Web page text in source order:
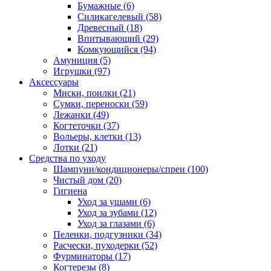
Бумажные (6)
Силикагелевый (58)
Древесный (18)
Впитывающий (29)
Комкующийся (94)
Амуниция (5)
Игрушки (97)
Аксессуары
Миски, поилки (21)
Сумки, переноски (59)
Лежанки (49)
Когтеточки (37)
Вольеры, клетки (13)
Лотки (21)
Средства по уходу
Шампуни/кондиционеры/спреи (100)
Чистый дом (20)
Гигиена
Уход за ушами (6)
Уход за зубами (12)
Уход за глазами (6)
Пеленки, подгузники (34)
Расчески, пуходерки (52)
Фурминаторы (17)
Когтерезы (8)